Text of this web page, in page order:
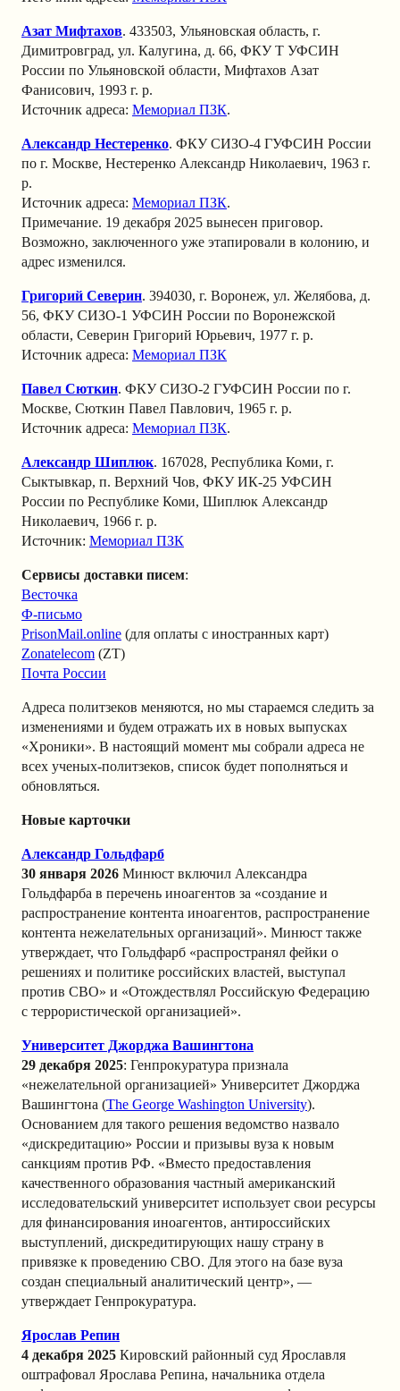
Азат Мифтахов. 433503, Ульяновская область, г.
Димитровград, ул. Калугина, д. 66, ФКУ Т УФСИН
России по Ульяновской области, Мифтахов Азат
Фанисович, 1993 г. р.
Источник адреса: Мемориал ПЗК.
Александр Нестеренко. ФКУ СИЗО-4 ГУФСИН России
по г. Москве, Нестеренко Александр Николаевич, 1963 г.
р.
Источник адреса: Мемориал ПЗК.
Примечание. 19 декабря 2025 вынесен приговор.
Возможно, заключенного уже этапировали в колонию, и
адрес изменился.
Григорий Северин. 394030, г. Воронеж, ул. Желябова, д.
56, ФКУ СИЗО-1 УФСИН России по Воронежской
области, Северин Григорий Юрьевич, 1977 г. р.
Источник адреса: Мемориал ПЗК
Павел Сюткин. ФКУ СИЗО-2 ГУФСИН России по г.
Москве, Сюткин Павел Павлович, 1965 г. р.
Источник адреса: Мемориал ПЗК.
Александр Шиплюк. 167028, Республика Коми, г.
Сыктывкар, п. Верхний Чов, ФКУ ИК-25 УФСИН
России по Республике Коми, Шиплюк Александр
Николаевич, 1966 г. р.
Источник: Мемориал ПЗК
Сервисы доставки писем:
Весточка
Ф-письмо
PrisonMail.online (для оплаты с иностранных карт)
Zonatelecom (ZT)
Почта России
Адреса политзеков меняются, но мы стараемся следить за
изменениями и будем отражать их в новых выпусках
«Хроники». В настоящий момент мы собрали адреса не
всех ученых-политзеков, список будет пополняться и
обновляться.
Новые карточки
Александр Гольдфарб
30 января 2026 Минюст включил Александра
Гольдфарба в перечень иноагентов за «создание и
распространение контента иноагентов, распространение
контента нежелательных организаций». Минюст также
утверждает, что Гольдфарб «распространял фейки о
решениях и политике российских властей, выступал
против СВО» и «Отождествлял Российскую Федерацию
с террористической организацией».
Университет Джорджа Вашингтона
29 декабря 2025: Генпрокуратура признала
«нежелательной организацией» Университет Джорджа
Вашингтона (The George Washington University).
Основанием для такого решения ведомство назвало
«дискредитацию» России и призывы вуза к новым
санкциям против РФ. «Вместо предоставления
качественного образования частный американский
исследовательский университет использует свои ресурсы
для финансирования иноагентов, антироссийских
выступлений, дискредитирующих нашу страну в
привязке к проведению СВО. Для этого на базе вуза
создан специальный аналитический центр», —
утверждает Генпрокуратура.
Ярослав Репин
4 декабря 2025 Кировский районный суд Ярославля
оштрафовал Ярослава Репина, начальника отдела